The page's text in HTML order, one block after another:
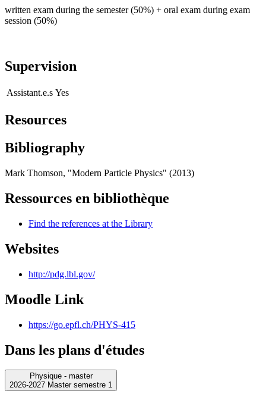
written exam during the semester (50%) + oral exam during exam
session (50%)
Supervision
Assistant.e.s Yes
Resources
Bibliography
Mark Thomson, "Modern Particle Physics" (2013)
Ressources en bibliothèque
Find the references at the Library
Websites
http://pdg.lbl.gov/
Moodle Link
https://go.epfl.ch/PHYS-415
Dans les plans d'études
Physique - master
2026-2027 Master semestre 1